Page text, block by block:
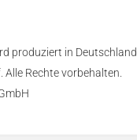
produziert in Deutschland.
Rechte vorbehalten.